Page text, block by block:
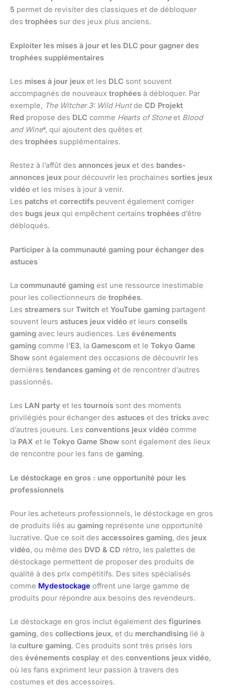
5 permet de revisiter des classiques et de débloquer
des trophées sur des jeux plus anciens.
Exploiter les mises à jour et les DLC pour gagner des
trophées supplémentaires
Les mises à jour jeux et les DLC sont souvent
accompagnés de nouveaux trophées à débloquer. Par
exemple, The Witcher 3: Wild Huntde CD Projekt
Red propose des DLC comme Hearts of Stoneet Blood
and Wine*, qui ajoutent des quêtes et
des trophées supplémentaires.
Restez à l’affût des annonces jeux et des bandes-
annonces jeux pour découvrir les prochaines sorties jeux
vidéo et les mises à jour à venir.
Les patchs et correctifs peuvent également corriger
des bugs jeux qui empêchent certains trophées d’être
débloqués.
Participer à la communauté gaming pour échanger des
astuces
La communauté gaming est une ressource inestimable
pour les collectionneurs de trophées.
Les streamers sur Twitch et YouTube gaming partagent
souvent leurs astuces jeux vidéo et leurs conseils
gaming avec leurs audiences. Les événements
gaming comme l’E3, la Gamescom et le Tokyo Game
Show sont également des occasions de découvrir les
dernières tendances gaming et de rencontrer d’autres
passionnés.
Les LAN party et les tournois sont des moments
privilégiés pour échanger des astuces et des tricks avec
d’autres joueurs. Les conventions jeux vidéo comme
la PAX et le Tokyo Game Show sont également des lieux
de rencontre pour les fans de gaming.
Le déstockage en gros : une opportunité pour les
professionnels
Pour les acheteurs professionnels, le déstockage en gros
de produits liés au gaming représente une opportunité
lucrative. Que ce soit des accessoires gaming, des jeux
vidéo, ou même des DVD & CD rétro, les palettes de
déstockage permettent de proposer des produits de
qualité à des prix compétitifs. Des sites spécialisés
comme Mydestockage offrent une large gamme de
produits pour répondre aux besoins des revendeurs.
Le déstockage en gros inclut également des figurines
gaming, des collections jeux, et du merchandising lié à
la culture gaming. Ces produits sont très prisés lors
des événements cosplay et des conventions jeux vidéo,
où les fans expriment leur passion à travers des
costumes et des accessoires.